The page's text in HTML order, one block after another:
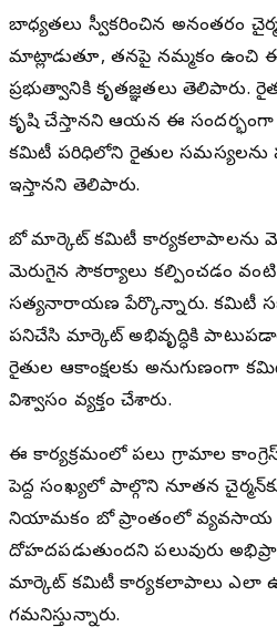
బాధ్యతలు స్వీకరించిన అనంతరం
మాట్లాడుతూ, తనపై నమ్మకం ఉంచి
ప్రభుత్వానికి కృతజ్ఞతలు తెలిపారు.
కృషి చేస్తానని ఆయన ఈ
కమిటీ పరిధిలోని రైతుల సమస్యలను
ఇస్తానని తెలిపారు.
బోథ్ మార్కెట్ కమిటీ కార్యకలాపాలను
మెరుగైన సౌకర్యాలు కల్పించడం
సత్యనారాయణ పేర్కొన్నారు. కమిటీ
పనిచేసి మార్కెట్ అభివృద్ధికి
రైతుల ఆకాంక్షలకు అనుగుణంగా
విశ్వాసం వ్యక్తం చేశారు.
ఈ కార్యక్రమంలో పలు గ్రామాల
పెద్ద సంఖ్యలో పాల్గొని నూతన
నియామకం బోథ్ ప్రాంతంలో వ్యవసాయ
దోహదపడుతుందని పలువురు
మార్కెట్ కమిటీ కార్యకలాపాలు ఎలా
గమనిస్తున్నారు.